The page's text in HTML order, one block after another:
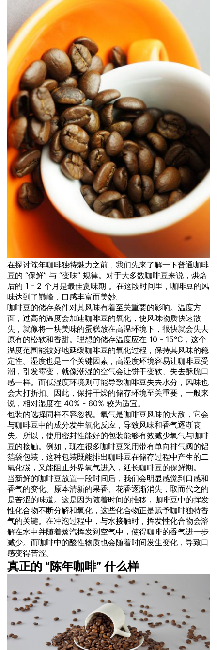
在探讨陈年咖啡独特魅力之前，我们先来了解一下普通咖啡
豆的 “保鲜” 与 “变味” 规律。对于大多数咖啡豆来说，烘焙
后的 1 - 2 个月是最佳赏味期 。在这段时间里，咖啡豆的风
味达到了巅峰，口感丰富而美妙。
咖啡豆的储存条件对其风味有着至关重要的影响。温度方
面，过高的温度会加速咖啡豆的氧化，使风味物质快速散
失，就像将一块美味的蛋糕放在高温环境下，很快就会失去
原有的松软和香甜。理想的储存温度应在 10 - 15℃，这个
温度范围能较好地延缓咖啡豆的氧化过程，保持其风味的稳
定性。湿度也是一个关键因素，高湿度环境容易让咖啡豆受
潮，引发霉变，就像潮湿的空气会让饼干变软、失去酥脆口
感一样。而低湿度环境则可能导致咖啡豆失去水分，风味也
会大打折扣。因此，保持干燥的储存环境至关重要，一般来
说，相对湿度在 40% - 60% 较为适宜。
包装的选择同样不容忽视。氧气是咖啡豆风味的大敌，它会
与咖啡豆中的成分发生氧化反应，导致风味和香气逐渐丧
失。所以，使用密封性能好的包装能够有效减少氧气与咖啡
豆的接触。例如，现在很多咖啡豆采用带有单向排气阀的铝
箔袋包装，这种包装既能排出咖啡豆在储存过程中产生的二
氧化碳，又能阻止外界氧气进入，延长咖啡豆的保鲜期。
当新鲜的咖啡豆放置一段时间后，我们会明显感觉到口感和
香气的变化。原本清新的果香、花香逐渐消失，取而代之的
是苦涩的味道。这是因为随着时间的推移，咖啡豆中的挥发
性化合物不断分解和氧化，这些化合物正是赋予咖啡独特香
气的关键。在冲泡过程中，与水接触时，挥发性化合物会溶
解在水中并随着蒸汽挥发到空气中，使得咖啡的香气进一步
减少。而咖啡中的酸性物质也会随着时间发生变化，导致口
感变得苦涩。
真正的 “陈年咖啡” 什么样